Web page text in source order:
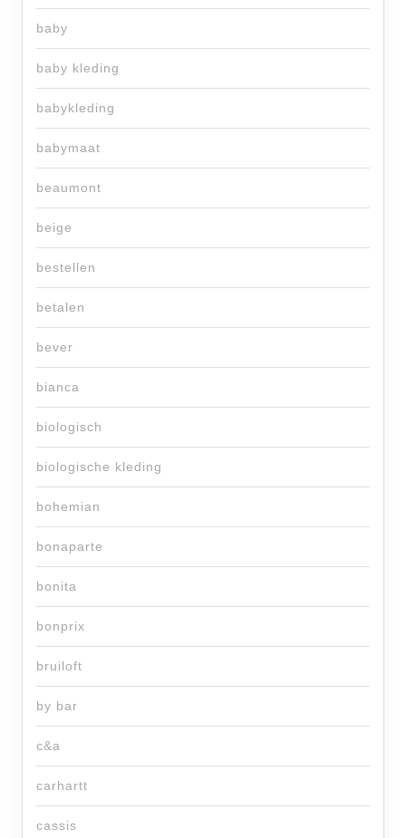
baby
baby kleding
babykleding
babymaat
beaumont
beige
bestellen
betalen
bever
bianca
biologisch
biologische kleding
bohemian
bonaparte
bonita
bonprix
bruiloft
by bar
c&a
carhartt
cassis